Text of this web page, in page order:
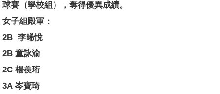
球賽（學校組），奪得優異成績。
女子組殿軍：
2B 李晞悅
2B 童詠渝
2C 楊羨珩
3A 岑寶琦